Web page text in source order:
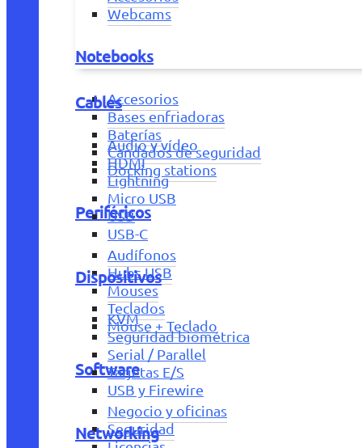
Webcams
Notebooks
Accesorios
Bases enfriadoras
Baterías
Candados de seguridad
Docking stations
Periféricos
Audífonos
Hubs USB
Mouses
Teclados
Mouse + Teclado
Software
Negocio y oficinas
Seguridad
Cables
Audio y vídeo
HDMI
Lightning
Micro USB
USB
USB-C
Dispositivos
KVM
Seguridad biométrica
Serial / Parallel
Tarjetas E/S
USB y Firewire
Networking